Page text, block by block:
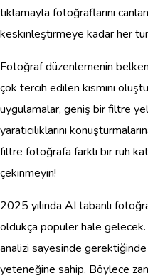
tıklamayla fotoğraflarını
keskinleştirmeye kadar her
Fotoğraf düzenlemenin
çok tercih edilen kısmını
uygulamalar, geniş bir filtre
yaratıcılıklarını
filtre fotoğrafa farklı bir ruh
çekinmeyin!
2025 yılında AI tabanlı
oldukça popüler hale gelecek.
analizi sayesinde
yeteneğine sahip. Böylece